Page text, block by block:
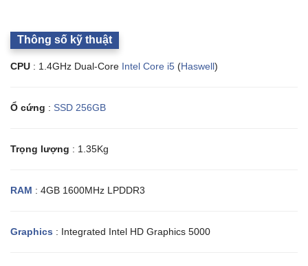
Thông số kỹ thuật
CPU : 1.4GHz Dual-Core Intel Core i5 (Haswell)
Ổ cứng : SSD 256GB
Trọng lượng : 1.35Kg
RAM : 4GB 1600MHz LPDDR3
Graphics : Integrated Intel HD Graphics 5000